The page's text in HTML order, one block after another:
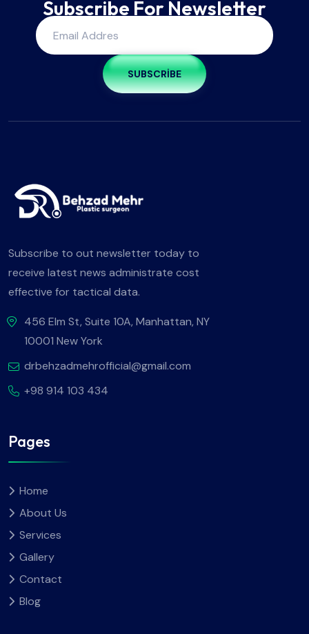
Subscribe For Newsletter
SUBSCRIBE
Subscribe to out newsletter today to
receive latest news administrate cost
effective for tactical data.
456 Elm St, Suite 10A, Manhattan, NY
10001 New York
drbehzadmehrofficial@gmail.com
+98 914 103 434
Pages
Home
About Us
Services
Gallery
Contact
Blog